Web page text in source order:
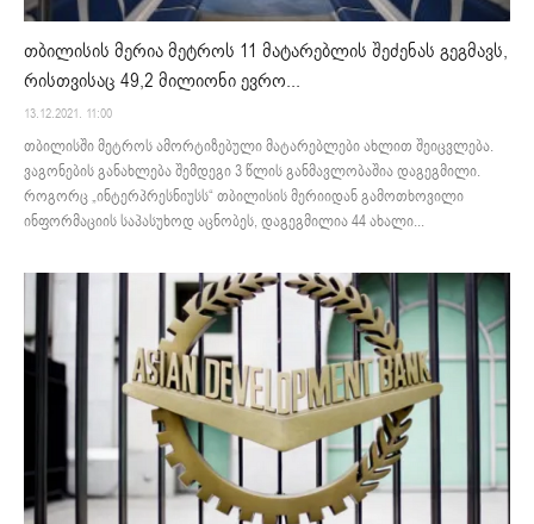
თბილისის მერია მეტროს 11 მატარებლის შეძენას გეგმავს,
რისთვისაც 49,2 მილიონი ევრო...
13.12.2021. 11:00
თბილისში მეტროს ამორტიზებული მატარებლები ახლით შეიცვლება.
ვაგონების განახლება შემდეგი 3 წლის განმავლობაშია დაგეგმილი.
როგორც „ინტერპრესნიუსს“ თბილისის მერიიდან გამოთხოვილი
ინფორმაციის საპასუხოდ აცნობეს, დაგეგმილია 44 ახალი...